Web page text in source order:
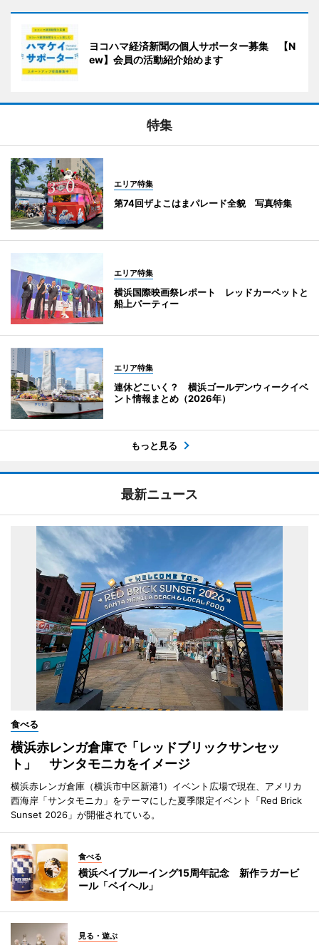
ヨコハマ経済新聞の個人サポーター募集 【N
ew】会員の活動紹介始めます
特集
エリア特集
第74回ザよこはまパレード全貌 写真特集
エリア特集
横浜国際映画祭レポート レッドカーペットと
船上パーティー
エリア特集
連休どこいく？ 横浜ゴールデンウィークイベ
ント情報まとめ（2026年）
もっと見る
最新ニュース
食べる
横浜赤レンガ倉庫で「レッドブリックサンセッ
ト」 サンタモニカをイメージ
横浜赤レンガ倉庫（横浜市中区新港1）イベント広場で現在、アメリカ
西海岸「サンタモニカ」をテーマにした夏季限定イベント「Red Brick
Sunset 2026」が開催されている。
食べる
横浜ベイブルーイング15周年記念 新作ラガービ
ール「ベイヘル」
見る・遊ぶ